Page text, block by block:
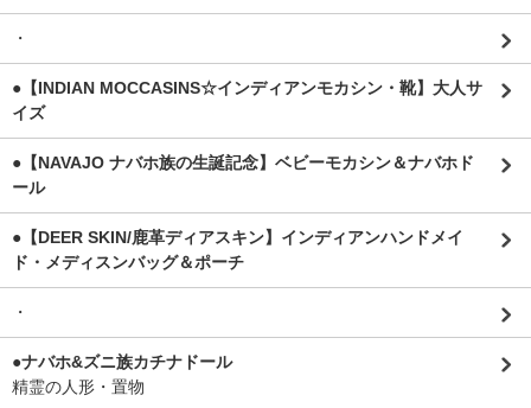
・
●【INDIAN MOCCASINS☆インディアンモカシン・靴】大人サ
イズ
●【NAVAJO ナバホ族の生誕記念】ベビーモカシン＆ナバホド
ール
●【DEER SKIN/鹿革ディアスキン】インディアンハンドメイ
ド・メディスンバッグ＆ポーチ
・
●ナバホ&ズニ族カチナドール
精霊の人形・置物